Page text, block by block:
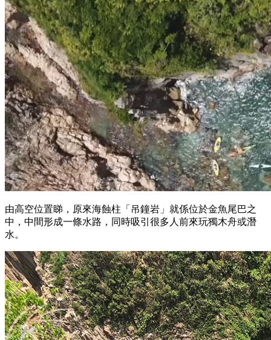
由高空位置睇，原來海蝕柱「吊鐘岩」就係位於金魚尾巴之
中，中間形成一條水路，同時吸引很多人前來玩獨木舟或潛
水。